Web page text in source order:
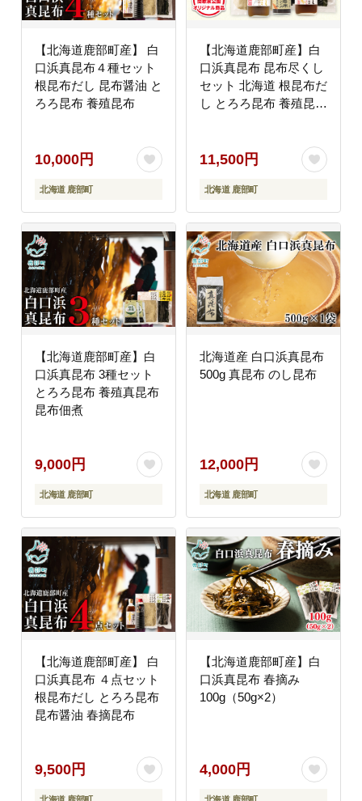
【北海道鹿部町産】 白
口浜真昆布４種セット
根昆布だし 昆布醤油 と
ろろ昆布 養殖昆布
10,000円
北海道 鹿部町
【北海道鹿部町産】白
口浜真昆布 昆布尽くし
セット 北海道 根昆布だ
し とろろ昆布 養殖昆布
ル商品
11,500円
北海道 鹿部町
【北海道鹿部町産】白
口浜真昆布 3種セット
とろろ昆布 養殖真昆布
昆布佃煮
9,000円
北海道 鹿部町
北海道産 白口浜真昆布
500g 真昆布 のし昆布
12,000円
北海道 鹿部町
【北海道鹿部町産】 白
口浜真昆布 ４点セット
根昆布だし とろろ昆布
昆布醤油 春摘昆布
9,500円
【北海道鹿部町産】白
口浜真昆布 春摘み
100g（50g×2）
4,000円